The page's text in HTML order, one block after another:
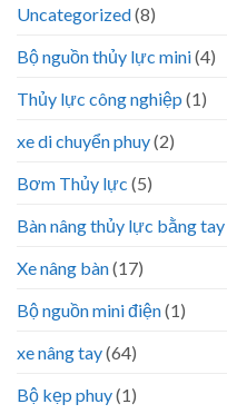
Uncategorized(8)
Bộ nguồn thủy lực mini(4)
Thủy lực công nghiệp (1)
xe di chuyển phuy(2)
Bơm Thủy lực (5)
Bàn nâng thủy lực bằng tay
Xe nâng bàn(17)
Bộ nguồn mini điện(1)
xe nâng tay(64)
Bộ kẹp phuy(1)